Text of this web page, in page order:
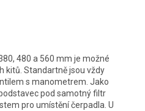
480 a 560 mm je možné
kitů. Standartně jsou vždy
s manometrem. Jako
pod samotný filtr
pro umístění čerpadla. U